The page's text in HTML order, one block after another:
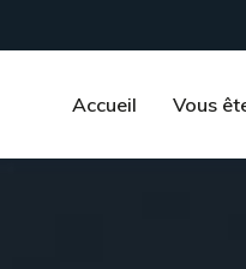
Accueil Vous